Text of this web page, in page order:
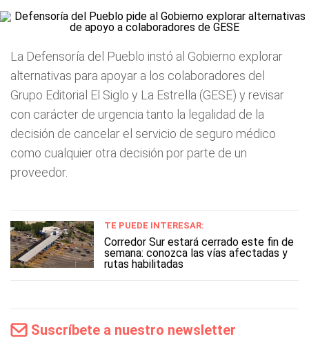
La Defensoría del Pueblo instó al Gobierno explorar
alternativas para apoyar a los colaboradores del
Grupo Editorial El Siglo y La Estrella (GESE) y revisar
con carácter de urgencia tanto la legalidad de la
decisión de cancelar el servicio de seguro médico
como cualquier otra decisión por parte de un
proveedor.
TE PUEDE INTERESAR:
Corredor Sur estará cerrado este fin de
semana: conozca las vías afectadas y
rutas habilitadas
Suscríbete a nuestro newsletter